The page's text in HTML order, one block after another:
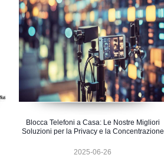
Blocca Telefoni a Casa: Le Nostre Migliori
Soluzioni per la Privacy e la Concentrazione
2025-06-26